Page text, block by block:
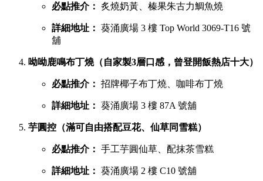
必點推介： 炙燒奶黃、榛果朱古力鯛魚燒
詳細地址： 葵涌廣場 3 樓 Top World 3069-T16 號
舖
呦呦鹿鳴布丁燒（自家製3層口感，曾登開飯熱店十大）
必點推介： 招牌椰子布丁燒、咖啡布丁燒
詳細地址： 葵涌廣場 3 樓 87A 號舖
芋圓控（滿可自由搭配豆花、仙草同雪糕）
必點推介： 手工芋圓仙草、配抹茶雪糕
詳細地址： 葵涌廣場 2 樓 C10 號舖